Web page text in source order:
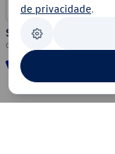
Segurança
de privacidade.